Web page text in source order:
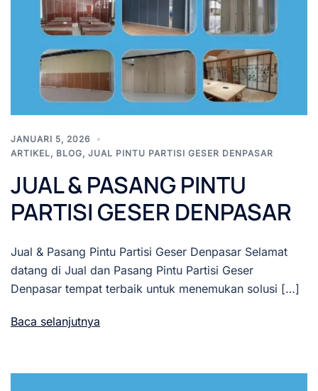
JANUARI 5, 2026
ARTIKEL, BLOG, JUAL PINTU PARTISI GESER DENPASAR
JUAL & PASANG PINTU
PARTISI GESER DENPASAR
Jual & Pasang Pintu Partisi Geser Denpasar Selamat
datang di Jual dan Pasang Pintu Partisi Geser
Denpasar tempat terbaik untuk menemukan solusi […]
Baca selanjutnya